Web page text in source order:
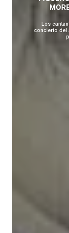
Los
concierto del